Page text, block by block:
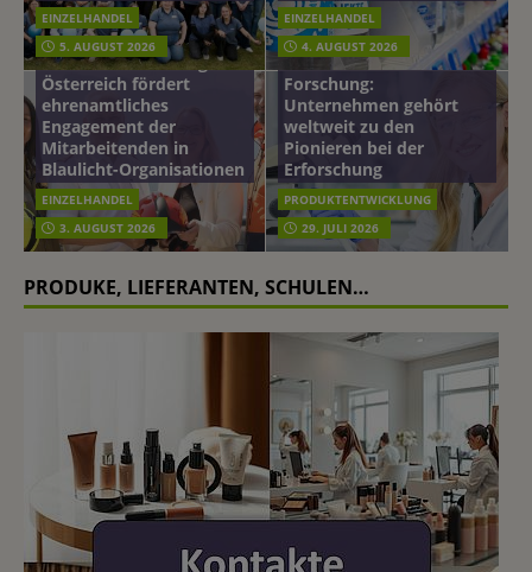
EINZELHANDEL
5. AUGUST 2026
EINZELHANDEL
4. AUGUST 2026
mehr vom leben tag: dm
Österreich fördert
ehrenamtliches
Engagement der
Mitarbeitenden in
Blaulicht-Organisationen
EINZELHANDEL
3. AUGUST 2026
Beiersdorf
Hautmikrobiom-
Forschung:
Unternehmen gehört
weltweit zu den
Pionieren bei der
Erforschung
PRODUKTENTWICKLUNG
29. JULI 2026
PRODUKE, LIEFERANTEN, SCHULEN…